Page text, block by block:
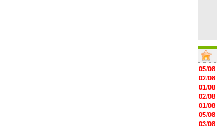
05/08
02/08
01/08
02/08
01/08
05/08
03/08